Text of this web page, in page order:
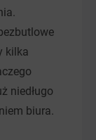
kilka
niedługo
biura.